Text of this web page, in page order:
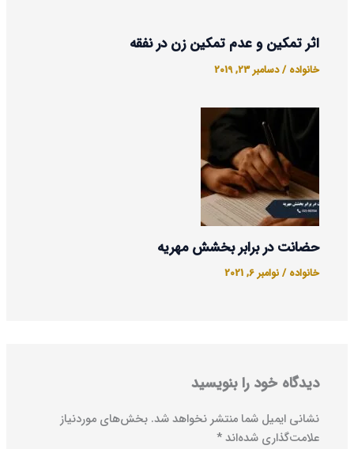
اثر تمکین و عدم تمکین زن در نفقه
خانواده /دسامبر 23, 2019
حضانت در برابر بخشش مهریه
خانواده /نوامبر 6, 2021
دیدگاه‌ خود را بنویسید
نشانی ایمیل شما منتشر نخواهد شد. بخش‌های موردنیاز
علامت‌گذاری شده‌اند*